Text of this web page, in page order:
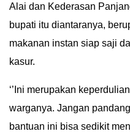
HIBURAN
DEPTH
OPINI
Alai dan Kederasan
bupati itu diantaranya,
makanan instan siap saji
kasur.
‘’Ini merupakan
warganya. Jangan
bantuan ini bisa sedikit